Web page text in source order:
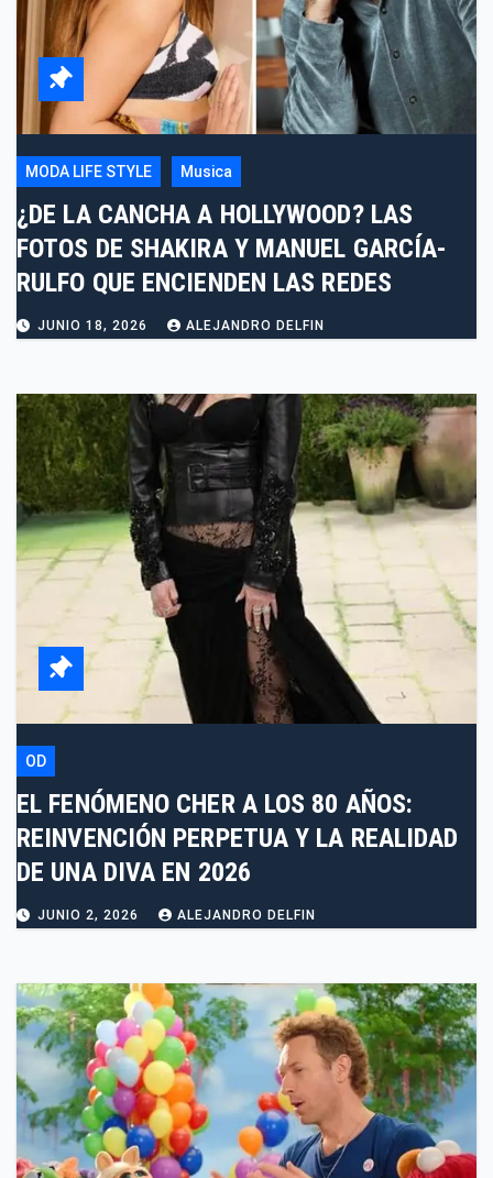
MODA LIFE STYLE Musica
¿DE LA CANCHA A HOLLYWOOD? LAS
FOTOS DE SHAKIRA Y MANUEL GARCÍA-
RULFO QUE ENCIENDEN LAS REDES
JUNIO 18, 2026 ALEJANDRO DELFIN
OD
EL FENÓMENO CHER A LOS 80 AÑOS:
REINVENCIÓN PERPETUA Y LA REALIDAD
DE UNA DIVA EN 2026
JUNIO 2, 2026 ALEJANDRO DELFIN